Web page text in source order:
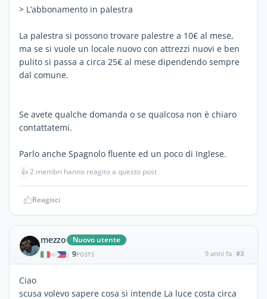
> L’abbonamento in palestra
La palestra si possono trovare palestre a 10€ al mese,
ma se si vuole un locale nuovo con attrezzi nuovi e ben
pulito si passa a circa 25€ al mese dipendendo sempre
dal comune.
Se avete qualche domanda o se qualcosa non è chiaro
contattatemi.
Parlo anche Spagnolo fluente ed un poco di Inglese.
👍2 membri hanno reagito a questo post
Reagisci
mezzo Nuovo utente
| 9POSTS 9 anni fa #3
Ciao
scusa volevo sapere cosa si intende La luce costa circa